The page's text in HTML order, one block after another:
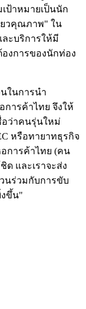
ป้าหมายเป็นนัก
ยวคุณภาพ" ใน
ะบริการให้มี
งการของนักท่อง
ในการนำ
การค้าไทย จึงให้
ว่าคนรุ่นใหม่
หรือทายาทธุรกิจ
การค้าไทย (คน
ด และเราจะส่ง
นร่วมกับการขับ
ขึ้น"